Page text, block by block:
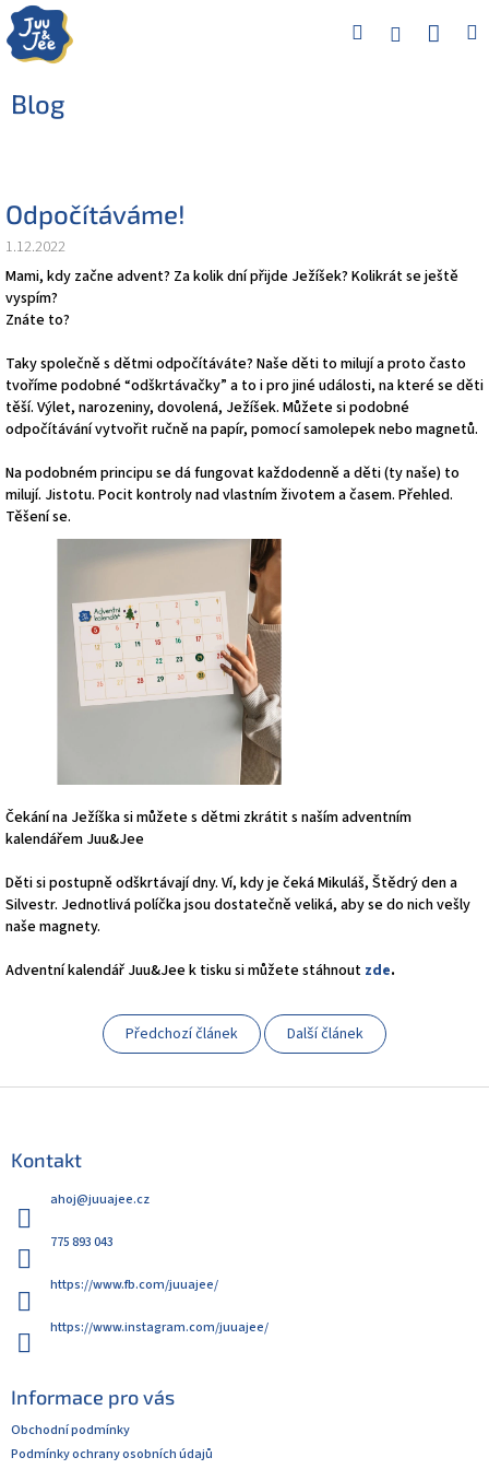
Přejít
na
obsah
Hledat Přihlášení
Blog
Odpočítáváme!
1.12.2022
Mami, kdy začne advent? Za kolik dní přijde Ježíšek? Kolikrát se ještě
vyspím?
Znáte to?
Taky společně s dětmi odpočítáváte? Naše děti to milují a proto často
tvoříme podobné “odškrtávačky” a to i pro jiné události, na které se děti
těší. Výlet, narozeniny, dovolená, Ježíšek. Můžete si podobné
odpočítávání vytvořit ručně na papír, pomocí samolepek nebo magnetů.
Na podobném principu se dá fungovat každodenně a děti (ty naše) to
milují. Jistotu. Pocit kontroly nad vlastním životem a časem. Přehled.
Těšení se.
Čekání na Ježíška si můžete s dětmi zkrátit s naším adventním
kalendářem Juu&Jee
Děti si postupně odškrtávají dny. Ví, kdy je čeká Mikuláš, Štědrý den a
Silvestr. Jednotlivá políčka jsou dostatečně veliká, aby se do nich vešly
naše magnety.
Adventní kalendář Juu&Jee k tisku si můžete stáhnout zde.
Předchozí článek Další článek
Kontakt
ahoj@juuajee.cz
775 893 043
https://www.fb.com/juuajee/
https://www.instagram.com/juuajee/
Informace pro vás
Obchodní podmínky
Podmínky ochrany osobních údajů